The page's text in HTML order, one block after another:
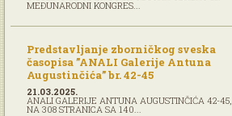
MEĐUNARODNI KONGRES...
Predstavljanje zborničkog sveska
časopisa ”ANALI Galerije Antuna
Augustinčića” br. 42-45
21.03.2025.
ANALI GALERIJE ANTUNA AUGUSTINČIĆA 42-45,
NA 308 STRANICA SA 140...